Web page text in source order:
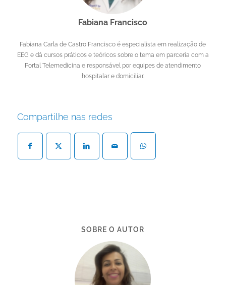
Fabiana Francisco
Fabiana Carla de Castro Francisco é especialista em realização de
EEG e dá cursos práticos e teóricos sobre o tema em parceria com a
Portal Telemedicina e responsável por equipes de atendimento
hospitalar e domiciliar.
Compartilhe nas redes
SOBRE O AUTOR